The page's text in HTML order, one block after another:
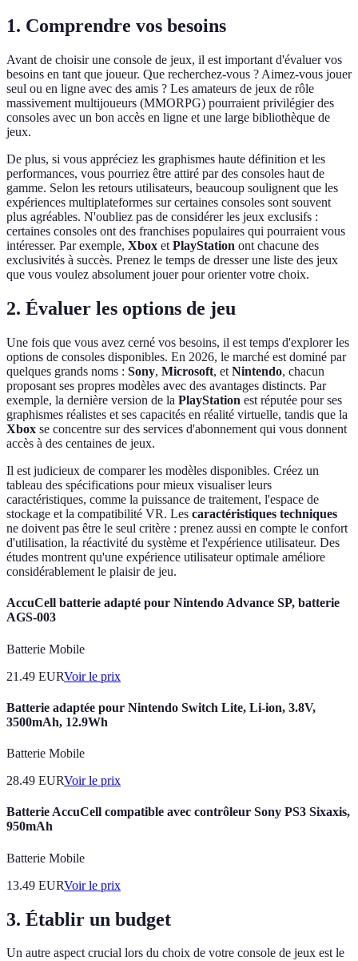
1. Comprendre vos besoins
Avant de choisir une console de jeux, il est important d'évaluer vos
besoins en tant que joueur. Que recherchez-vous ? Aimez-vous jouer
seul ou en ligne avec des amis ? Les amateurs de jeux de rôle
massivement multijoueurs (MMORPG) pourraient privilégier des
consoles avec un bon accès en ligne et une large bibliothèque de
jeux.
De plus, si vous appréciez les graphismes haute définition et les
performances, vous pourriez être attiré par des consoles haut de
gamme. Selon les retours utilisateurs, beaucoup soulignent que les
expériences multiplateformes sur certaines consoles sont souvent
plus agréables. N'oubliez pas de considérer les jeux exclusifs :
certaines consoles ont des franchises populaires qui pourraient vous
intéresser. Par exemple, Xbox et PlayStation ont chacune des
exclusivités à succès. Prenez le temps de dresser une liste des jeux
que vous voulez absolument jouer pour orienter votre choix.
2. Évaluer les options de jeu
Une fois que vous avez cerné vos besoins, il est temps d'explorer les
options de consoles disponibles. En 2026, le marché est dominé par
quelques grands noms : Sony, Microsoft, et Nintendo, chacun
proposant ses propres modèles avec des avantages distincts. Par
exemple, la dernière version de la PlayStation est réputée pour ses
graphismes réalistes et ses capacités en réalité virtuelle, tandis que la
Xbox se concentre sur des services d'abonnement qui vous donnent
accès à des centaines de jeux.
Il est judicieux de comparer les modèles disponibles. Créez un
tableau des spécifications pour mieux visualiser leurs
caractéristiques, comme la puissance de traitement, l'espace de
stockage et la compatibilité VR. Les caractéristiques techniques
ne doivent pas être le seul critère : prenez aussi en compte le confort
d'utilisation, la réactivité du système et l'expérience utilisateur. Des
études montrent qu'une expérience utilisateur optimale améliore
considérablement le plaisir de jeu.
AccuCell batterie adapté pour Nintendo Advance SP, batterie
AGS-003
Batterie Mobile
21.49 EURVoir le prix
Batterie adaptée pour Nintendo Switch Lite, Li-ion, 3.8V,
3500mAh, 12.9Wh
Batterie Mobile
28.49 EURVoir le prix
Batterie AccuCell compatible avec contrôleur Sony PS3 Sixaxis,
950mAh
Batterie Mobile
13.49 EURVoir le prix
3. Établir un budget
Un autre aspect crucial lors du choix de votre console de jeux est le